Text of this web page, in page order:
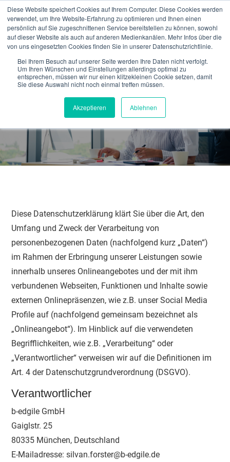
Diese Website speichert Cookies auf Ihrem Computer. Diese Cookies werden
verwendet, um Ihre Website-Erfahrung zu optimieren und Ihnen einen
persönlich auf Sie zugeschnittenen Service bereitstellen zu können, sowohl
auf dieser Website als auch auf anderen Medienkanälen. Mehr Infos über die
von uns eingesetzten Cookies finden Sie in unserer Datenschutzrichtlinie.
Bei Ihrem Besuch auf unserer Seite werden Ihre Daten nicht verfolgt.
Um Ihren Wünschen und Einstellungen allerdings optimal zu
entsprechen, müssen wir nur einen klitzekleinen Cookie setzen, damit
Sie diese Auswahl nicht noch einmal treffen müssen.
Akzeptieren Ablehnen
Datenschutzerklärung
Diese Datenschutzerklärung klärt Sie über die Art, den
Umfang und Zweck der Verarbeitung von
personenbezogenen Daten (nachfolgend kurz „Daten“)
im Rahmen der Erbringung unserer Leistungen sowie
innerhalb unseres Onlineangebotes und der mit ihm
verbundenen Webseiten, Funktionen und Inhalte sowie
externen Onlinepräsenzen, wie z.B. unser Social Media
Profile auf (nachfolgend gemeinsam bezeichnet als
„Onlineangebot“). Im Hinblick auf die verwendeten
Begrifflichkeiten, wie z.B. „Verarbeitung“ oder
„Verantwortlicher“ verweisen wir auf die Definitionen im
Art. 4 der Datenschutzgrundverordnung (DSGVO).
Verantwortlicher
b-edgile GmbH
Gaiglstr. 25
80335 München, Deutschland
E-Mailadresse: silvan.forster@b-edgile.de